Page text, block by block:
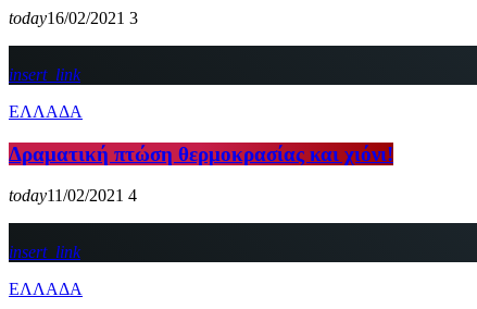
today16/02/2021 3
insert_link
ΕΛΛΑΔΑ
Δραματική πτώση θερμοκρασίας και χιόνι!
today11/02/2021 4
insert_link
ΕΛΛΑΔΑ